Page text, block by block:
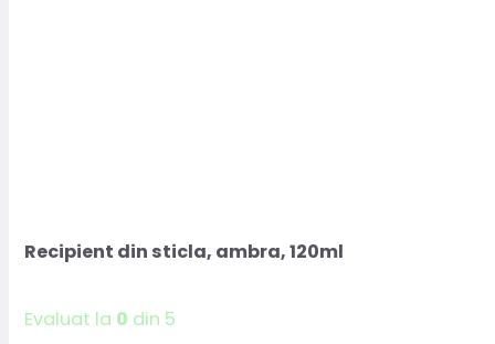
Recipient din sticla, ambra, 120ml
Evaluat la 0 din 5